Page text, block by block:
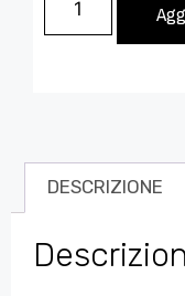
DESCRIZIONE